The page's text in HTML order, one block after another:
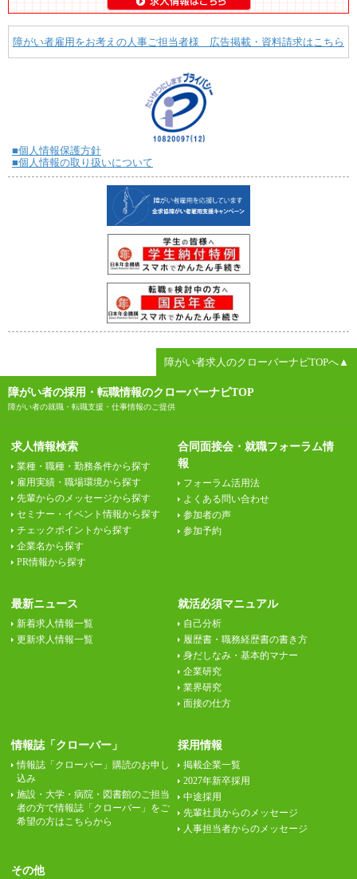
障がい者雇用をお考えの人事ご担当者様 広告掲載・資料請求はこちら
■個人情報保護方針
■個人情報の取り扱いについて
障がい者求人のクローバーナビTOPへ▲
障がい者の採用・転職情報のクローバーナビTOP
障がい者の就職・転職支援・仕事情報のご提供
求人情報検索
業種・職種・勤務条件から探す
雇用実績・職場環境から探す
先輩からのメッセージから探す
セミナー・イベント情報から探す
チェックポイントから探す
企業名から探す
PR情報から探す
合同面接会・就職フォーラム情
報
フォーラム活用法
よくある問い合わせ
参加者の声
参加予約
最新ニュース
新着求人情報一覧
更新求人情報一覧
就活必須マニュアル
自己分析
履歴書・職務経歴書の書き方
身だしなみ・基本的マナー
企業研究
業界研究
面接の仕方
情報誌「クローバー」
情報誌「クローバー」購読のお申し
込み
施設・大学・病院・図書館のご担当
者の方で情報誌「クローバー」をご
希望の方はこちらから
採用情報
掲載企業一覧
2027年新卒採用
中途採用
先輩社員からのメッセージ
人事担当者からのメッセージ
その他